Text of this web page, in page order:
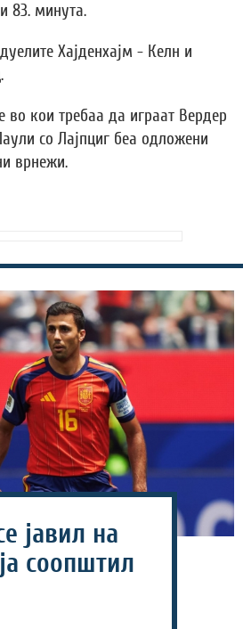
83. минута.
Хајденхајм - Келн и
во кои требаа да играат Вердер
со Лајпциг беа одложени
врнежи.
јавил на
соопштил